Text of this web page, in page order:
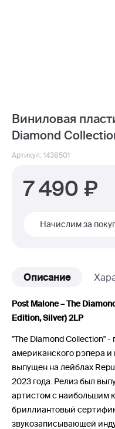
Виниловая
Diamond
Артикул: 1438501
7 490
Начислим за
Описание
Post Malone – The
Edition, Silver) 2LP
"The Diamond Collection"
американского рэпера и
выпущен на лейблах
2023 года. Релиз был
артистом с наибольшим
бриллиантовый
звукозаписывающей